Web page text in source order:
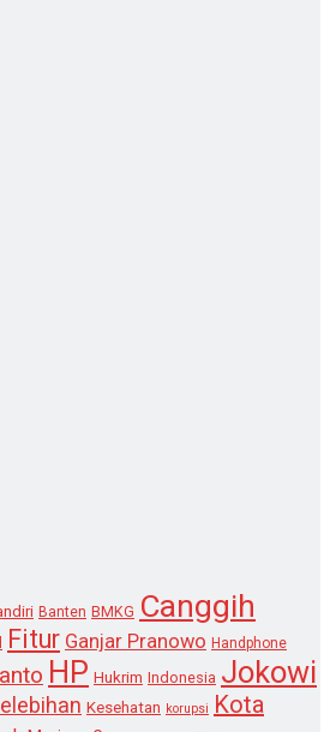
Banten BMKG Canggih
Fitur Ganjar Pranowo Handphone
HP Hukrim Indonesia Jokowi
Kesehatan korupsi
Kota